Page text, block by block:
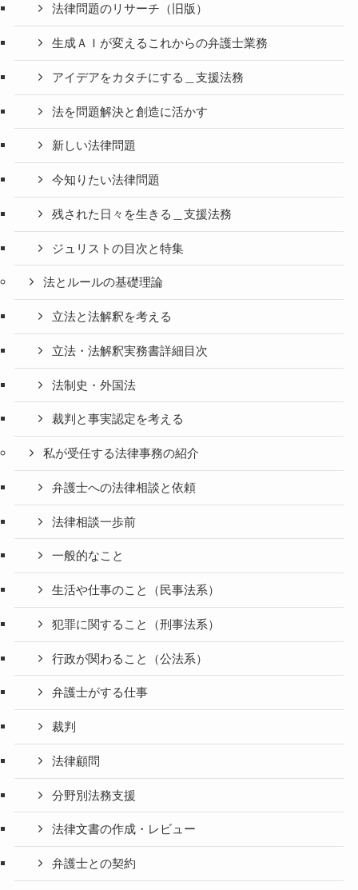
法律問題のリサーチ（旧版）
生成ＡＩが変えるこれからの弁護士業務
アイデアをカタチにする＿支援法務
法を問題解決と創造に活かす
新しい法律問題
今知りたい法律問題
残された日々を生きる＿支援法務
ジュリストの目次と特集
法とルールの基礎理論
立法と法解釈を考える
立法・法解釈実務書詳細目次
法制史・外国法
裁判と事実認定を考える
私が受任する法律事務の紹介
弁護士への法律相談と依頼
法律相談一歩前
一般的なこと
生活や仕事のこと（民事法系）
犯罪に関すること（刑事法系）
行政が関わること（公法系）
弁護士がする仕事
裁判
法律顧問
分野別法務支援
法律文書の作成・レビュー
弁護士との契約